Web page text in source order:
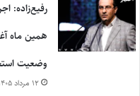
رفیع‌زاده:
همین ماه
وضعیت
۱۲ مرداد ۱۴۰۵